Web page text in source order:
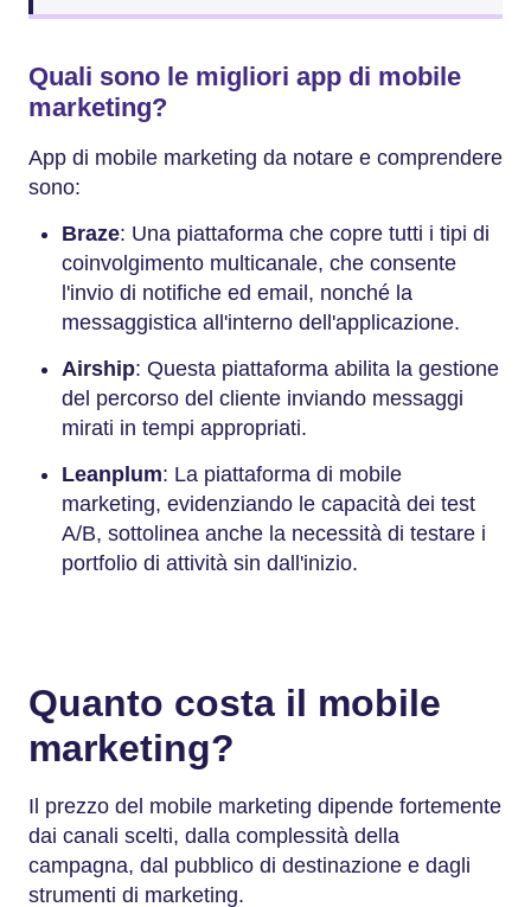
Quali sono le migliori app di mobile
marketing?
App di mobile marketing da notare e comprendere
sono:
Braze: Una piattaforma che copre tutti i tipi di
coinvolgimento multicanale, che consente
l'invio di notifiche ed email, nonché la
messaggistica all'interno dell'applicazione.
Airship: Questa piattaforma abilita la gestione
del percorso del cliente inviando messaggi
mirati in tempi appropriati.
Leanplum: La piattaforma di mobile
marketing, evidenziando le capacità dei test
A/B, sottolinea anche la necessità di testare i
portfolio di attività sin dall'inizio.
Quanto costa il mobile
marketing?
Il prezzo del mobile marketing dipende fortemente
dai canali scelti, dalla complessità della
campagna, dal pubblico di destinazione e dagli
strumenti di marketing.